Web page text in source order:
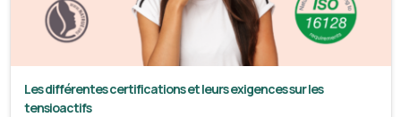
Les différentes certifications et leurs exigences sur les
tensioactifs